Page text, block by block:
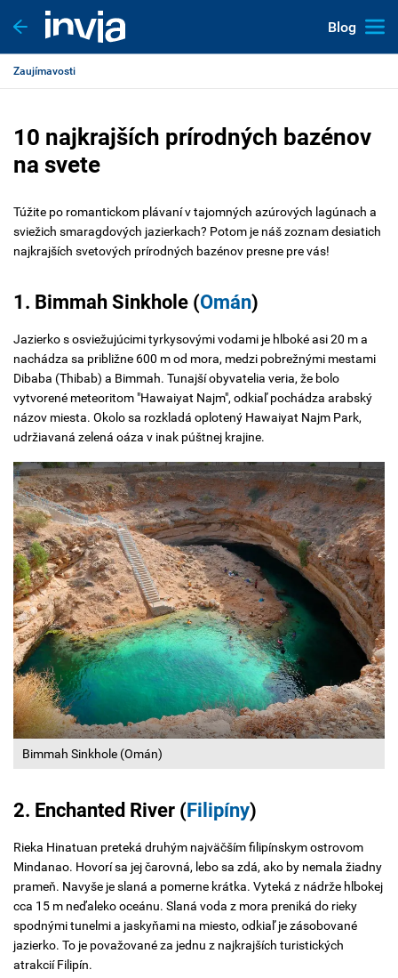
Blog
Zaujímavosti
10 najkrajších prírodných bazénov
na svete
Túžite po romantickom plávaní v tajomných azúrových lagúnach a
sviežich smaragdových jazierkach? Potom je náš zoznam desiatich
najkrajších svetových prírodných bazénov presne pre vás!
1. Bimmah Sinkhole (Omán)
Jazierko s osviežujúcimi tyrkysovými vodami je hlboké asi 20 m a
nachádza sa približne 600 m od mora, medzi pobrežnými mestami
Dibaba (Thibab) a Bimmah. Tunajší obyvatelia veria, že bolo
vytvorené meteoritom "Hawaiyat Najm", odkiaľ pochádza arabský
názov miesta. Okolo sa rozkladá oplotený Hawaiyat Najm Park,
udržiavaná zelená oáza v inak púštnej krajine.
Bimmah Sinkhole (Omán)
2. Enchanted River (Filipíny)
Rieka Hinatuan preteká druhým najväčším filipínskym ostrovom
Mindanao. Hovorí sa jej čarovná, lebo sa zdá, ako by nemala žiadny
prameň. Navyše je slaná a pomerne krátka. Vyteká z nádrže hlbokej
cca 15 m neďaleko oceánu. Slaná voda z mora preniká do rieky
spodnými tunelmi a jaskyňami na miesto, odkiaľ je zásobované
jazierko. To je považované za jednu z najkrajších turistických
atrakcií Filipín.